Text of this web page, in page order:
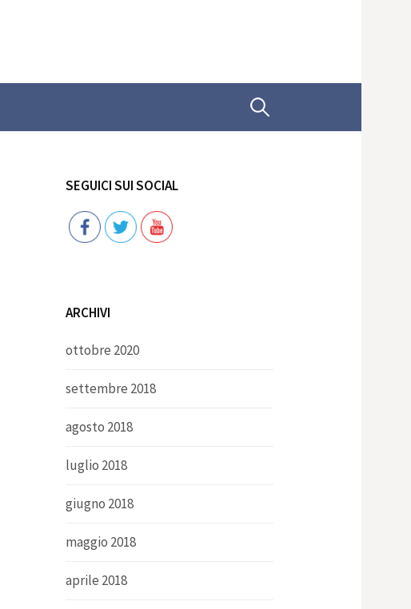
Ricerca
SEGUICI SUI SOCIAL
Follow
ARCHIVI
ottobre 2020
settembre 2018
agosto 2018
luglio 2018
giugno 2018
maggio 2018
aprile 2018